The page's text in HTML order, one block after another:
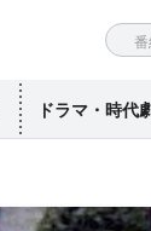
ドラマ・時代